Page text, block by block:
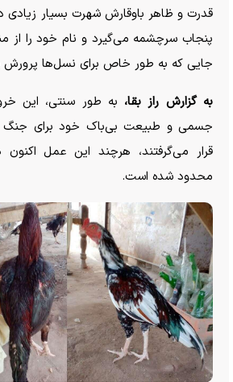
قدرت و ظاهر باوقارش شهرت بسیار زیادی
پنجاب سرچشمه می‌گیرد و نام خود را از
جایی که به طور خاص برای نسل‌ها پرورش
به گزارش راز بقا، به طور سنتی، این
جسمی و طبیعت بی‌باک خود برای جنگ
قرار می‌گرفتند، هرچند این عمل
محدود شده است.